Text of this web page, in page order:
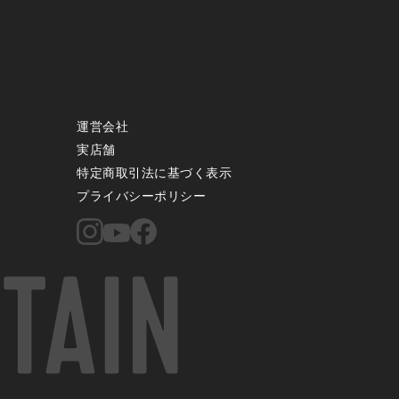
運営会社
実店舗
特定商取引法に基づく表示
プライバシーポリシー